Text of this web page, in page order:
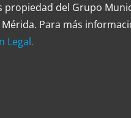
propiedad del Grupo
Para más
Legal.